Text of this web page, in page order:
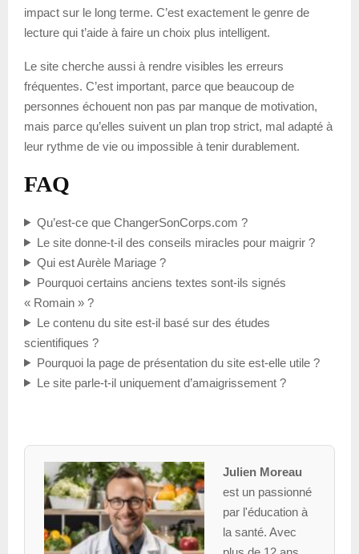
impact sur le long terme. C’est exactement le genre de
lecture qui t’aide à faire un choix plus intelligent.
Le site cherche aussi à rendre visibles les erreurs
fréquentes. C’est important, parce que beaucoup de
personnes échouent non pas par manque de motivation,
mais parce qu’elles suivent un plan trop strict, mal adapté à
leur rythme de vie ou impossible à tenir durablement.
FAQ
Qu’est-ce que ChangerSonCorps.com ?
Le site donne-t-il des conseils miracles pour maigrir ?
Qui est Aurèle Mariage ?
Pourquoi certains anciens textes sont-ils signés
« Romain » ?
Le contenu du site est-il basé sur des études
scientifiques ?
Pourquoi la page de présentation du site est-elle utile ?
Le site parle-t-il uniquement d’amaigrissement ?
Julien Moreau
est un passionné
par l'éducation à
la santé. Avec